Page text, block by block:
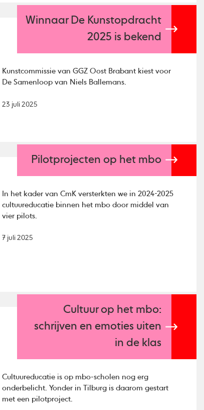
Winnaar De Kunstopdracht
2025 is bekend
Kunstcommissie van GGZ Oost Brabant kiest voor
De Samenloop van Niels Ballemans.
23 juli 2025
Pilotprojecten op het mbo
In het kader van CmK versterkten we in 2024-2025
cultuureducatie binnen het mbo door middel van
vier pilots.
7 juli 2025
Cultuur op het mbo:
schrijven en emoties uiten
in de klas
Cultuureducatie is op mbo-scholen nog erg
onderbelicht. Yonder in Tilburg is daarom gestart
met een pilotproject.